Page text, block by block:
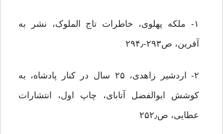
۱- ملکه پهلوی، خاطرات تاج الملوک، نشر به
آفرین، ص۲۹۳-۲۹۴٫
۲- اردشیر زاهدی، ۲۵ سال در کنار پادشاه، به
کوشش ابوالفضل آتابای، چاپ اول، انتشارات
عطایی، ص۲۵۲٫